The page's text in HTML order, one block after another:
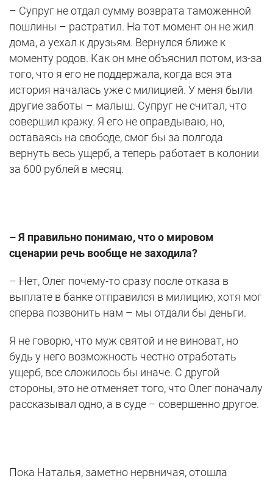
– Супруг не отдал сумму возврата таможенной
пошлины – растратил. На тот момент он не жил
дома, а уехал к друзьям. Вернулся ближе к
моменту родов. Как он мне объяснил потом, из-за
того, что я его не поддержала, когда вся эта
история началась уже с милицией. У меня были
другие заботы – малыш. Супруг не считал, что
совершил кражу. Я его не оправдываю, но,
оставаясь на свободе, смог бы за полгода
вернуть весь ущерб, а теперь работает в колонии
за 600 рублей в месяц.
– Я правильно понимаю, что о мировом
сценарии речь вообще не заходила?
– Нет, Олег почему-то сразу после отказа в
выплате в банке отправился в милицию, хотя мог
сперва позвонить нам – мы отдали бы деньги.
Я не говорю, что муж святой и не виноват, но
будь у него возможность честно отработать
ущерб, все сложилось бы иначе. С другой
стороны, это не отменяет того, что Олег поначалу
рассказывал одно, а в суде – совершенно другое.
Пока Наталья, заметно нервничая, отошла